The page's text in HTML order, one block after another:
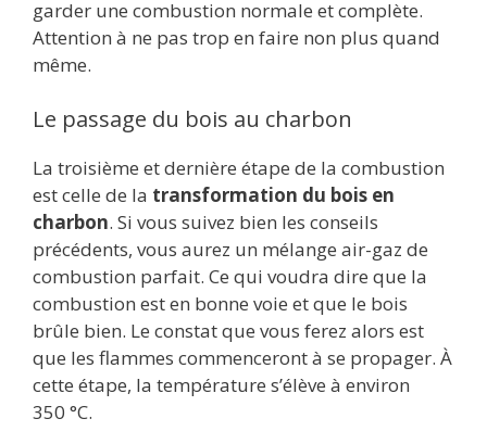
garder une combustion normale et complète.
Attention à ne pas trop en faire non plus quand
même.
Le passage du bois au charbon
La troisième et dernière étape de la combustion
est celle de la transformation du bois en
charbon. Si vous suivez bien les conseils
précédents, vous aurez un mélange air-gaz de
combustion parfait. Ce qui voudra dire que la
combustion est en bonne voie et que le bois
brûle bien. Le constat que vous ferez alors est
que les flammes commenceront à se propager. À
cette étape, la température s’élève à environ
350 °C.